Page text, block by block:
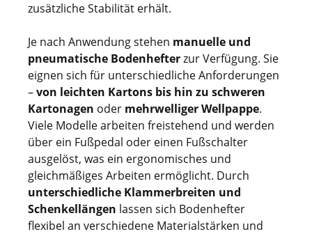
zusätzliche Stabilität erhält.
Je nach Anwendung stehen manuelle und
pneumatische Bodenhefterzur Verfügung. Sie
eignen sich für unterschiedliche Anforderungen
–von leichten Kartons bis hin zu schweren
Kartonagen oder mehrwelliger Wellpappe.
Viele Modelle arbeiten freistehend und werden
über ein Fußpedal oder einen Fußschalter
ausgelöst, was ein ergonomisches und
gleichmäßiges Arbeiten ermöglicht. Durch
unterschiedliche Klammerbreiten und
Schenkellängen lassen sich Bodenhefter
flexibel an verschiedene Materialstärken und